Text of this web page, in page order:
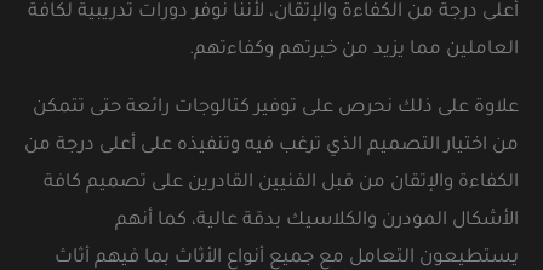
أعلى درجة من الكفاءة والإتقان، لأننا نوفر دورات تدريبية لكافة
العاملين مما يزيد من خبرتهم وكفاءتهم.
علاوة على ذلك نحرص على توفير كتالوجات رائعة حتى تتمكن
من اختيار التصميم الذي ترغب فيه وتنفيذه على أعلى درجة من
الكفاءة والإتقان من قبل الفنيين القادرين على تصميم كافة
الأشكال المودرن والكلاسيك بدقة عالية، كما أنهم
يستطيعون التعامل مع جميع أنواع الأثاث بما فيهم أثاث